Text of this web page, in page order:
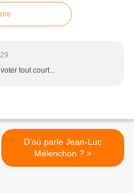
tout court...
D’où parle Jean-Luc
Mélenchon ? >